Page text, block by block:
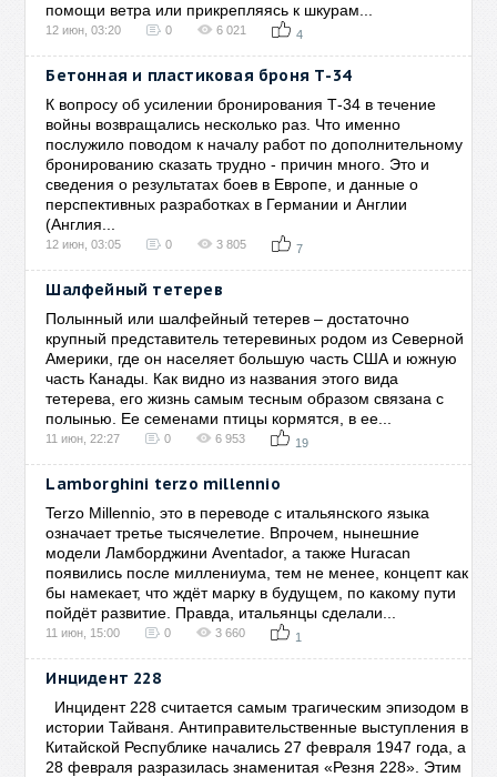
помощи ветра или прикрепляясь к шкурам...
12 июн, 03:20 0 6 021 4
Бетонная и пластиковая броня Т-34
К вопросу об усилении бронирования Т-34 в течение
войны возвращались несколько раз. Что именно
послужило поводом к началу работ по дополнительному
бронированию сказать трудно - причин много. Это и
сведения о результатах боев в Европе, и данные о
перспективных разработках в Германии и Англии
(Англия...
12 июн, 03:05 0 3 805 7
Шалфейный тетерев
Полынный или шалфейный тетерев – достаточно
крупный представитель тетеревиных родом из Северной
Америки, где он населяет большую часть США и южную
часть Канады. Как видно из названия этого вида
тетерева, его жизнь самым тесным образом связана с
полынью. Ее семенами птицы кормятся, в ее...
11 июн, 22:27 0 6 953 19
Lamborghini terzo millennio
Terzo Millennio, это в переводе с итальянского языка
означает третье тысячелетие. Впрочем, нынешние
модели Ламборджини Aventador, а также Huracan
появились после миллениума, тем не менее, концепт как
бы намекает, что ждёт марку в будущем, по какому пути
пойдёт развитие. Правда, итальянцы сделали...
11 июн, 15:00 0 3 660 1
Инцидент 228
Инцидент 228 считается самым трагическим эпизодом в
истории Тайваня. Антиправительственные выступления в
Китайской Республике начались 27 февраля 1947 года, а
28 февраля разразилась знаменитая «Резня 228». Этим